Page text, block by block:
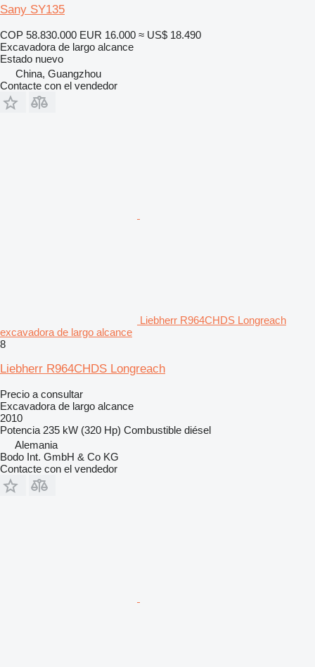
Sany SY135
COP 58.830.000 EUR 16.000 ≈ US$ 18.490
Excavadora de largo alcance
Estado nuevo
China, Guangzhou
Contacte con el vendedor
Liebherr R964CHDS Longreach
excavadora de largo alcance
8
Liebherr R964CHDS Longreach
Precio a consultar
Excavadora de largo alcance
2010
Potencia 235 kW (320 Hp) Combustible diésel
Alemania
Bodo Int. GmbH & Co KG
Contacte con el vendedor